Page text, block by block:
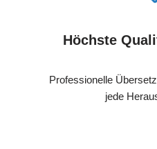
Höchste
Professionelle
jede